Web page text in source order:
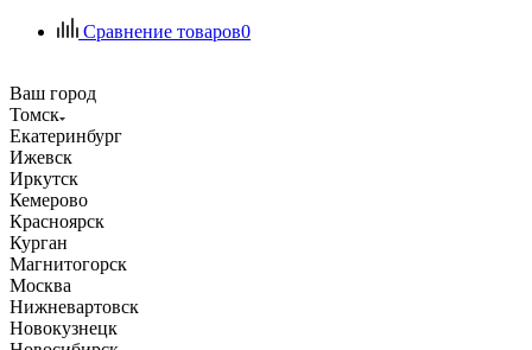
Сравнение товаров0
Ваш город
Томск
Екатеринбург
Ижевск
Иркутск
Кемерово
Красноярск
Курган
Магнитогорск
Москва
Нижневартовск
Новокузнецк